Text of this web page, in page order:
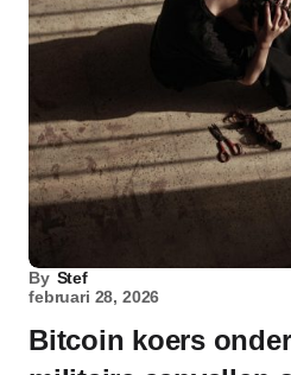
By Stef
februari 28, 2026
Bitcoin koers